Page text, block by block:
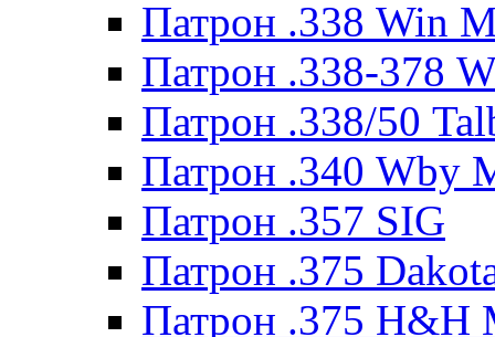
Патрон .338 Win
Патрон .338-378
Патрон .338/50
Патрон .340 Wby
Патрон .357 SIG
Патрон .375
Патрон .375 H&H